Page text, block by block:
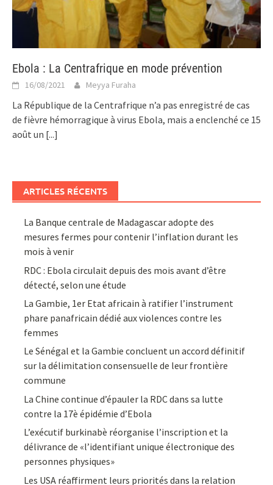
Ebola : La Centrafrique en mode prévention
16/08/2021 Meyya Furaha
La République de la Centrafrique n’a pas enregistré de cas
de fièvre hémorragique à virus Ebola, mais a enclenché ce 15
août un [...]
ARTICLES RÉCENTS
La Banque centrale de Madagascar adopte des
mesures fermes pour contenir l’inflation durant les
mois à venir
RDC : Ebola circulait depuis des mois avant d’être
détecté, selon une étude
La Gambie, 1er Etat africain à ratifier l’instrument
phare panafricain dédié aux violences contre les
femmes
Le Sénégal et la Gambie concluent un accord définitif
sur la délimitation consensuelle de leur frontière
commune
La Chine continue d’épauler la RDC dans sa lutte
contre la 17è épidémie d’Ebola
L’exécutif burkinabè réorganise l’inscription et la
délivrance de «l’identifiant unique électronique des
personnes physiques»
Les USA réaffirment leurs priorités dans la relation